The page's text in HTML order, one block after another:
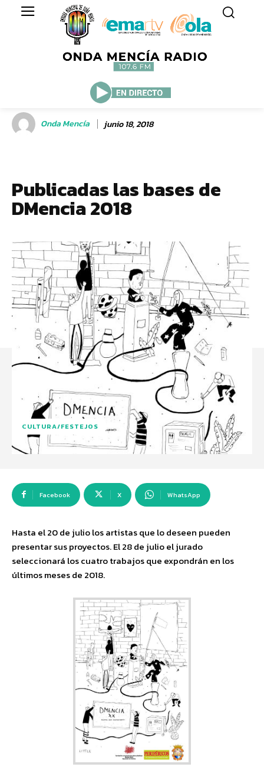
Onda Mencía junio 18, 2018
Publicadas las bases de
DMencia 2018
CULTURA/FESTEJOS
Facebook X WhatsApp
Hasta el 20 de julio los artistas que lo deseen pueden
presentar sus proyectos. El 28 de julio el jurado
seleccionará los cuatro trabajos que expondrán en los
últimos meses de 2018.